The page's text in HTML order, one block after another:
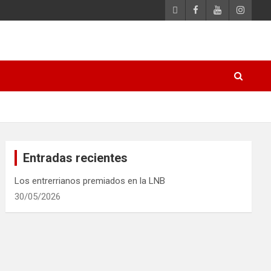
Entradas recientes
Los entrerrianos premiados en la LNB
30/05/2026